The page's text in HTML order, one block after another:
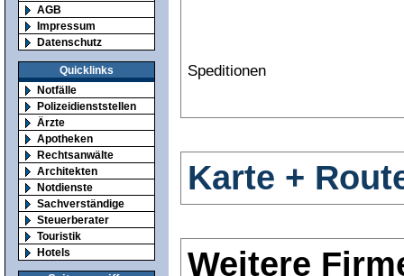
AGB
Impressum
Datenschutz
Quicklinks
Notfälle
Polizeidienststellen
Ärzte
Apotheken
Rechtsanwälte
Architekten
Notdienste
Sachverständige
Steuerberater
Touristik
Hotels
Speditionen
Karte +
Weitere